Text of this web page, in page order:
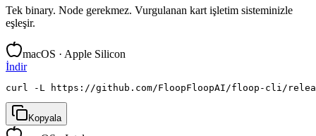
Tek binary. Node gerekmez. Vurgulanan kart işletim sisteminizle
eşleşir.
macOS · Apple Silicon
İndir
curl -L https://github.com/FloopFloopAI/floop-cli/
Kopyala